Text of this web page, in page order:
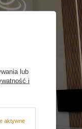
lub
i
aktywne